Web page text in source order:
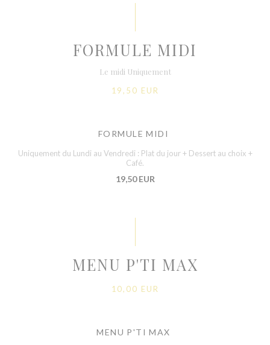
FORMULE MIDI
Le midi Uniquement
19,50 EUR
FORMULE MIDI
Uniquement du Lundi au Vendredi : Plat du jour + Dessert au choix +
Café.
19,50 EUR
MENU P'TI MAX
10,00 EUR
MENU P'TI MAX